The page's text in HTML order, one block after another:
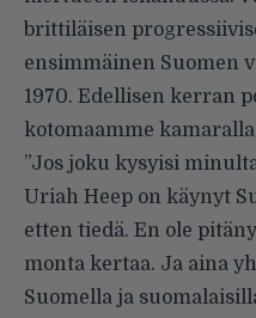
brittiläisen
ensimmäinen Suomen
1970. Edellisen kerran
kotomaamme
”Jos joku kysyisi
Uriah Heep on käynyt
etten tiedä. En ole
monta kertaa. Ja aina
Suomella ja